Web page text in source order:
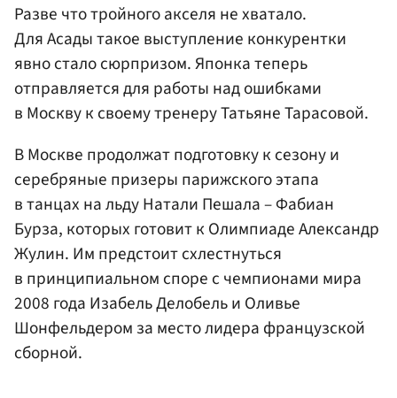
Разве что тройного акселя не хватало.
Для Асады такое выступление конкурентки
явно стало сюрпризом. Японка теперь
отправляется для работы над ошибками
в Москву к своему тренеруТатьяне Тарасовой.
В Москве продолжат подготовку к сезону и
серебряные призеры парижского этапа
в танцах на льду Натали Пешала – Фабиан
Бурза, которых готовит к Олимпиаде Александр
Жулин. Им предстоит схлестнуться
в принципиальном споре с чемпионами мира
2008 года Изабель Делобель и Оливье
Шонфельдером за место лидера французской
сборной.